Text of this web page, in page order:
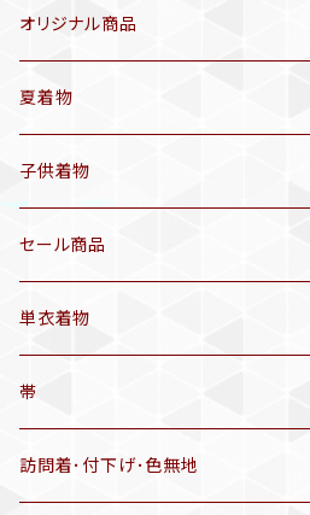
オリジナル商品
袷着物(10〜5月頃)
セオα 着物(5〜9月頃)
三分紐
帯揚げ
羽織
半幅帯
夏着物
アンティーク着物
リサイクル着物
子供着物
セール商品
単衣着物
アンティーク着物
リサイクル着物
帯
リサイクル帯
訪問着･付下げ･色無地